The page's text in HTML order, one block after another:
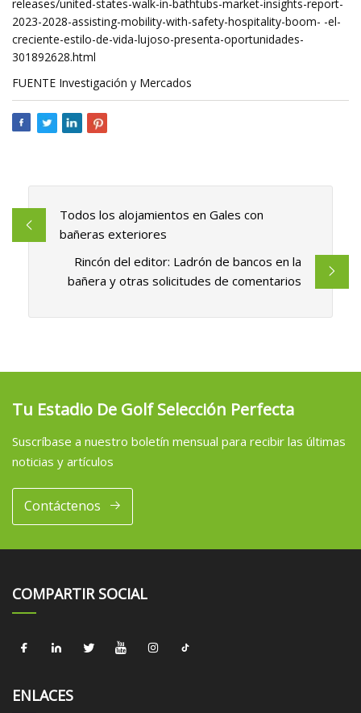
releases/united-states-walk-in-bathtubs-market-insights-report-
2023-2028-assisting-mobility-with-safety-hospitality-boom- -el-
creciente-estilo-de-vida-lujoso-presenta-oportunidades-
301892628.html
FUENTE Investigación y Mercados
Todos los alojamientos en Gales con
bañeras exteriores
Rincón del editor: Ladrón de bancos en la
bañera y otras solicitudes de comentarios
Tu Estadio De Golf Selección Perfecta
Suscríbase a nuestro boletín mensual para recibir las últimas
noticias y artículos
Contáctenos
COMPARTIR SOCIAL
ENLACES